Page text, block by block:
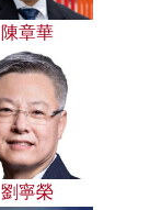
陳章華
劉寧榮